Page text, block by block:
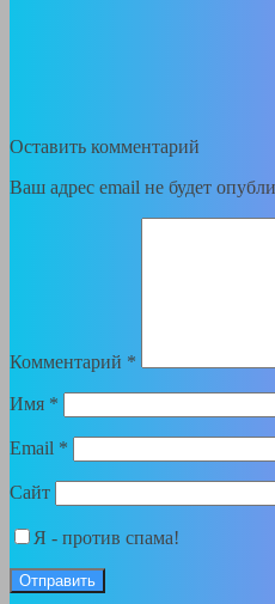
Оставить комментарий
Ваш адрес email не будет
Комментарий *
Имя *
Email *
Сайт
Я - против спама!